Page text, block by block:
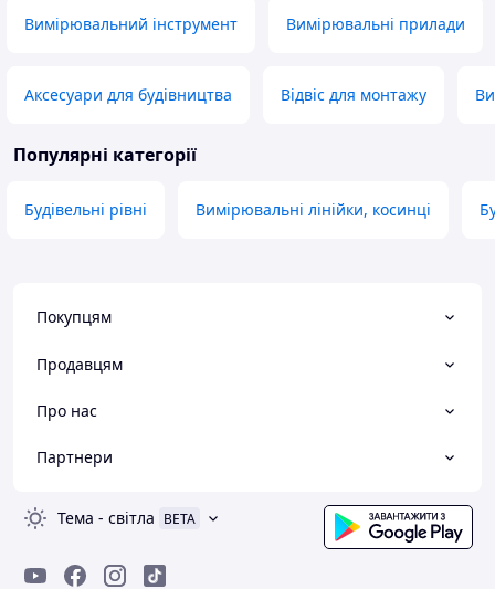
Вимірювальний інструмент Вимірювальні прилади
Аксесуари для будівництва Відвіс для монтажу
Популярні категорії
Будівельні рівні Вимірювальні лінійки, косинці
Покупцям
Продавцям
Про нас
Партнери
Тема - світла BETA